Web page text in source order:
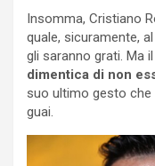
Insomma, Cristiano
quale, sicuramente,
gli saranno grati. Ma
dimentica di non
suo ultimo gesto che
guai.